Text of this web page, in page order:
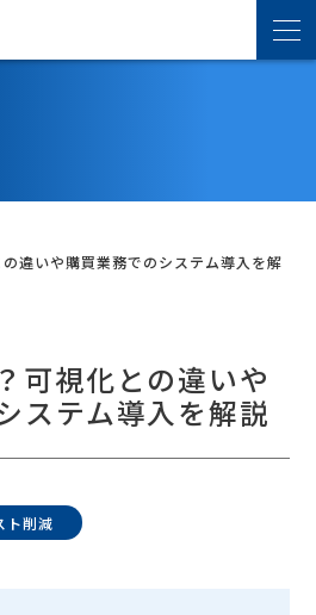
介
違いや購買業務でのシステム導入を解
可視化との違いや
ステム導入を解説
ト削減